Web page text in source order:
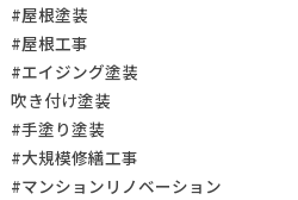
#屋根塗装
#屋根工事
#エイジング塗装
吹き付け塗装
#手塗り塗装
#大規模修繕工事
#マンションリノベーション